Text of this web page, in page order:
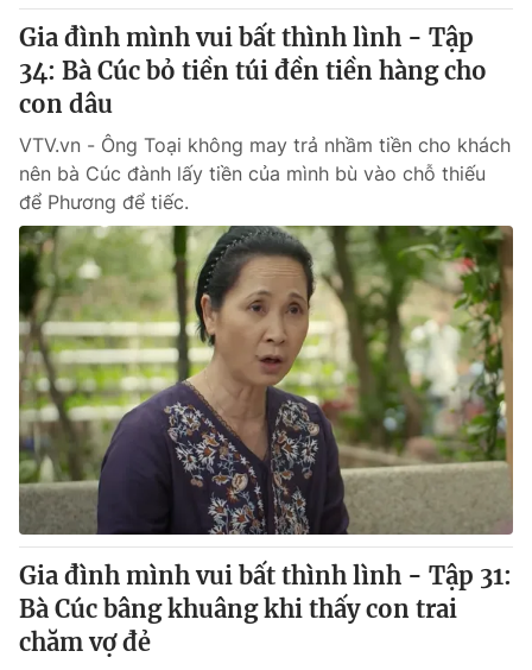
Gia đình mình vui bất thình lình - Tập
34: Bà Cúc bỏ tiền túi đền tiền hàng cho
con dâu
VTV.vn - Ông Toại không may trả nhầm tiền cho khách
nên bà Cúc đành lấy tiền của mình bù vào chỗ thiếu
để Phương để tiếc.
Gia đình mình vui bất thình lình - Tập 31:
Bà Cúc bâng khuâng khi thấy con trai
chăm vợ đẻ